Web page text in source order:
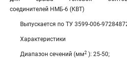
соединителей НМБ-6 (КВТ)
Выпускается по ТУ 3599-006-
Характеристики
Диапазон сечений (мм2 ): 25-50;